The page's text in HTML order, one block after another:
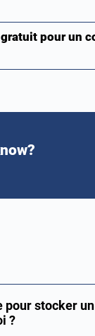
pour un
pour stocker
?